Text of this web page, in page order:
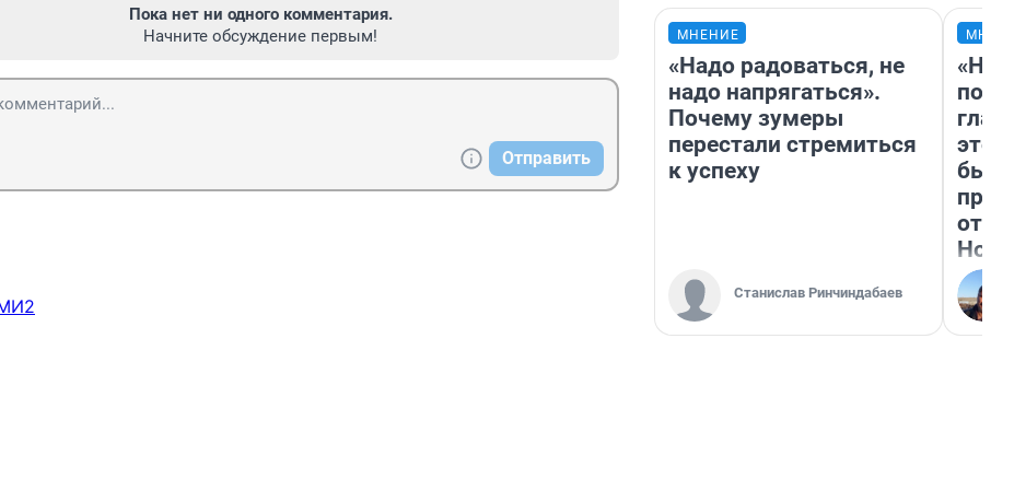
Пока нет ни одного комментария.
Начните обсуждение первым!
Отправить
МНЕНИЕ
«Надо радоваться, не
надо напрягаться».
Почему зумеры
перестали стремиться
к успеху
Станислав Ринчиндабаев
этого
бьет